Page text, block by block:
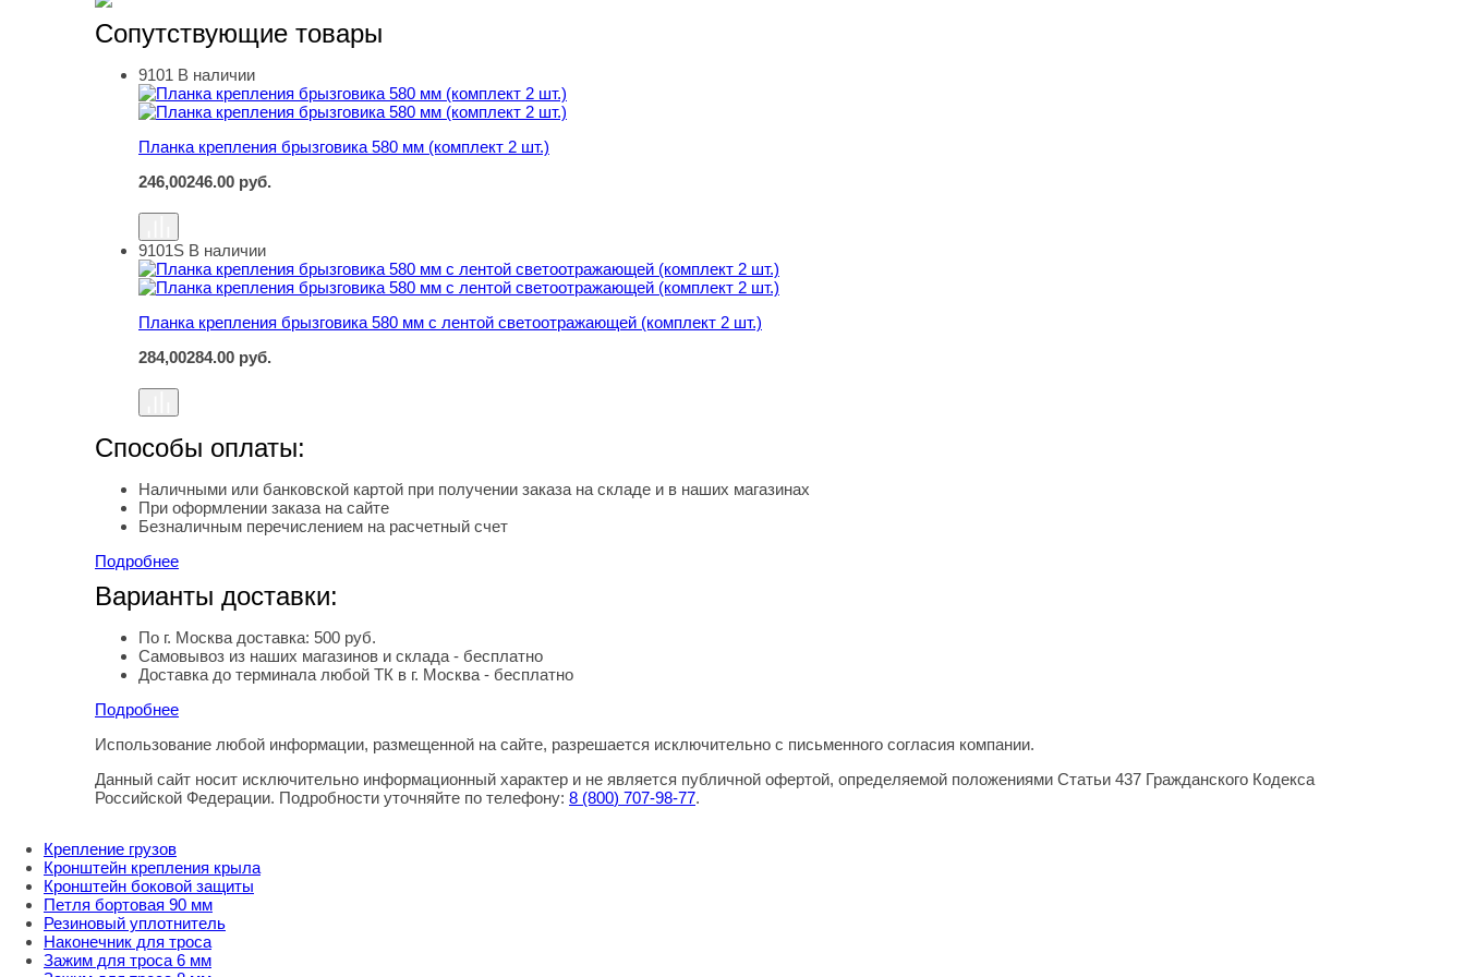
Сопутствующие товары
Планка крепления брызговика 580 мм (комплект 2 шт.)
9101 В наличии
Планка крепления брызговика 580 мм (комплект 2 шт.)
246,00246.00 руб.
Планка крепления брызговика 580 мм с лентой светоотражающей (комплект 2 шт.)
9101S В наличии
Планка крепления брызговика 580 мм с лентой светоотражающей (комплект 2 шт.)
284,00284.00 руб.
Способы оплаты:
Наличными или банковской картой при получении заказа на складе и в наших магазинах
При оформлении заказа на сайте
Безналичным перечислением на расчетный счет
Подробнее
Варианты доставки:
По г. Москва доставка: 500 руб.
Самовывоз из наших магазинов и склада - бесплатно
Доставка до терминала любой ТК в г. Москва - бесплатно
Подробнее
Использование любой информации, размещенной на сайте, разрешается исключительно с письменного согласия компании.
Данный сайт носит исключительно информационный характер и не является публичной офертой, определяемой положениями Статьи 437 Гражданского Кодекса
Российской Федерации. Подробности уточняйте по телефону: 8 (800) 707-98-77.
Крепление грузов
Кронштейн крепления крыла
Кронштейн боковой защиты
Петля бортовая 90 мм
Резиновый уплотнитель
Наконечник для троса
Зажим для троса 6 мм